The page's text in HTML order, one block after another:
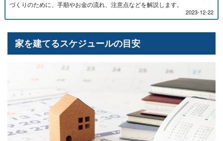
づくりのために、手順やお金の流れ、注意点などを解説します。
2023-12-22
家を建てるスケジュールの目安